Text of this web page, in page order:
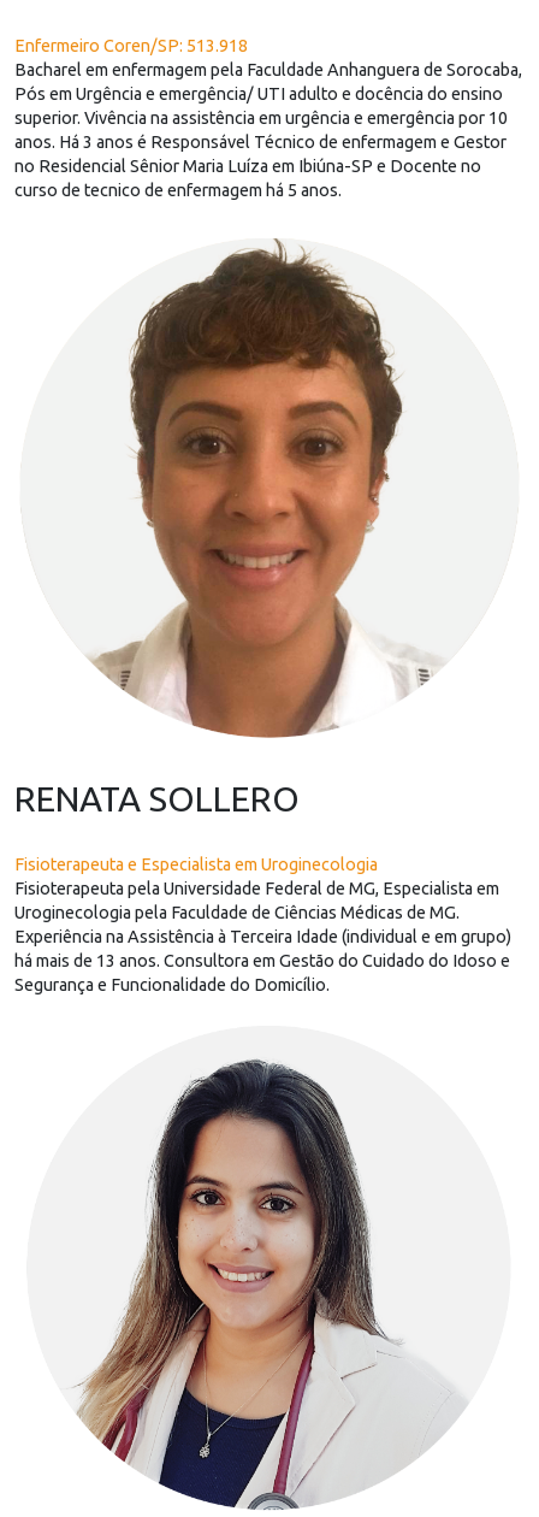
Enfermeiro Coren/SP: 513.918
Bacharel em enfermagem pela Faculdade Anhanguera de Sorocaba,
Pós em Urgência e emergência/ UTI adulto e docência do ensino
superior. Vivência na assistência em urgência e emergência por 10
anos. Há 3 anos é Responsável Técnico de enfermagem e Gestor
no Residencial Sênior Maria Luíza em Ibiúna-SP e Docente no
curso de tecnico de enfermagem há 5 anos.
RENATA SOLLERO
Fisioterapeuta e Especialista em Uroginecologia
Fisioterapeuta pela Universidade Federal de MG, Especialista em
Uroginecologia pela Faculdade de Ciências Médicas de MG.
Experiência na Assistência à Terceira Idade (individual e em grupo)
há mais de 13 anos. Consultora em Gestão do Cuidado do Idoso e
Segurança e Funcionalidade do Domicílio.